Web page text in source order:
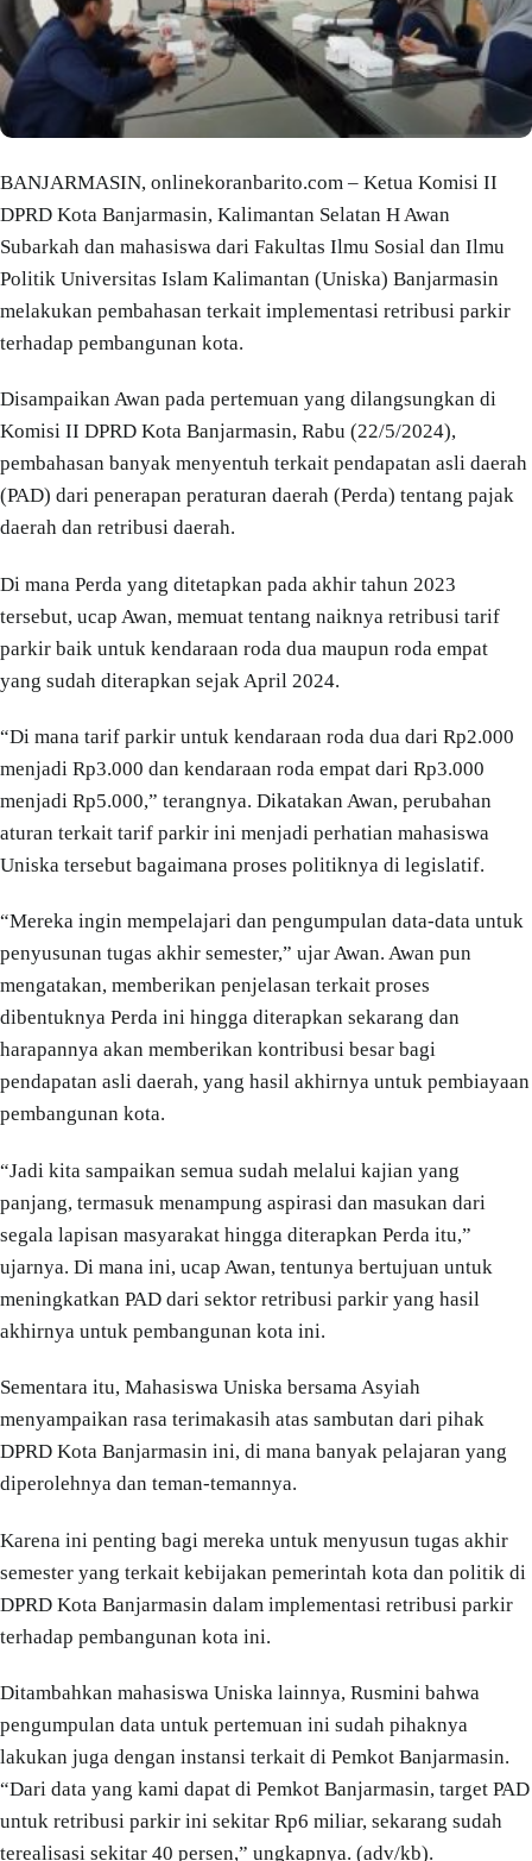
BANJARMASIN, onlinekoranbarito.com – Ketua Komisi II
DPRD Kota Banjarmasin, Kalimantan Selatan H Awan
Subarkah dan mahasiswa dari Fakultas Ilmu Sosial dan Ilmu
Politik Universitas Islam Kalimantan (Uniska) Banjarmasin
melakukan pembahasan terkait implementasi retribusi parkir
terhadap pembangunan kota.
Disampaikan Awan pada pertemuan yang dilangsungkan di
Komisi II DPRD Kota Banjarmasin, Rabu (22/5/2024),
pembahasan banyak menyentuh terkait pendapatan asli daerah
(PAD) dari penerapan peraturan daerah (Perda) tentang pajak
daerah dan retribusi daerah.
Di mana Perda yang ditetapkan pada akhir tahun 2023
tersebut, ucap Awan, memuat tentang naiknya retribusi tarif
parkir baik untuk kendaraan roda dua maupun roda empat
yang sudah diterapkan sejak April 2024.
“Di mana tarif parkir untuk kendaraan roda dua dari Rp2.000
menjadi Rp3.000 dan kendaraan roda empat dari Rp3.000
menjadi Rp5.000,” terangnya. Dikatakan Awan, perubahan
aturan terkait tarif parkir ini menjadi perhatian mahasiswa
Uniska tersebut bagaimana proses politiknya di legislatif.
“Mereka ingin mempelajari dan pengumpulan data-data untuk
penyusunan tugas akhir semester,” ujar Awan. Awan pun
mengatakan, memberikan penjelasan terkait proses
dibentuknya Perda ini hingga diterapkan sekarang dan
harapannya akan memberikan kontribusi besar bagi
pendapatan asli daerah, yang hasil akhirnya untuk pembiayaan
pembangunan kota.
“Jadi kita sampaikan semua sudah melalui kajian yang
panjang, termasuk menampung aspirasi dan masukan dari
segala lapisan masyarakat hingga diterapkan Perda itu,”
ujarnya. Di mana ini, ucap Awan, tentunya bertujuan untuk
meningkatkan PAD dari sektor retribusi parkir yang hasil
akhirnya untuk pembangunan kota ini.
Sementara itu, Mahasiswa Uniska bersama Asyiah
menyampaikan rasa terimakasih atas sambutan dari pihak
DPRD Kota Banjarmasin ini, di mana banyak pelajaran yang
diperolehnya dan teman-temannya.
Karena ini penting bagi mereka untuk menyusun tugas akhir
semester yang terkait kebijakan pemerintah kota dan politik di
DPRD Kota Banjarmasin dalam implementasi retribusi parkir
terhadap pembangunan kota ini.
Ditambahkan mahasiswa Uniska lainnya, Rusmini bahwa
pengumpulan data untuk pertemuan ini sudah pihaknya
lakukan juga dengan instansi terkait di Pemkot Banjarmasin.
“Dari data yang kami dapat di Pemkot Banjarmasin, target PAD
untuk retribusi parkir ini sekitar Rp6 miliar, sekarang sudah
terealisasi sekitar 40 persen,” ungkapnya. (adv/kb).